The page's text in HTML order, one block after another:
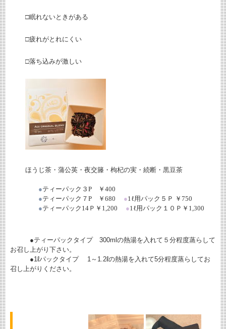
□眠れないときがある
□疲れがとれにくい
□落ち込みが激しい
ほうじ茶・蒲公英・夜交籐・枸杞の実・続断・黒豆茶
●ティーパック３ P ￥ 400
●ティーパック７ P ￥ 680 ●1ℓ用パック５Ｐ ￥ 750
●ティーパック 14 Ｐ￥ 1,200 ●1ℓ用パック１０Ｐ￥ 1,300
●ティーパックタイプ 300mlの熱湯を入れて５分程度蒸らして
お召し上がり下さい。
●1ℓパックタイプ 1～1.2ℓの熱湯を入れて5分程度蒸らしてお
召し上がりください。